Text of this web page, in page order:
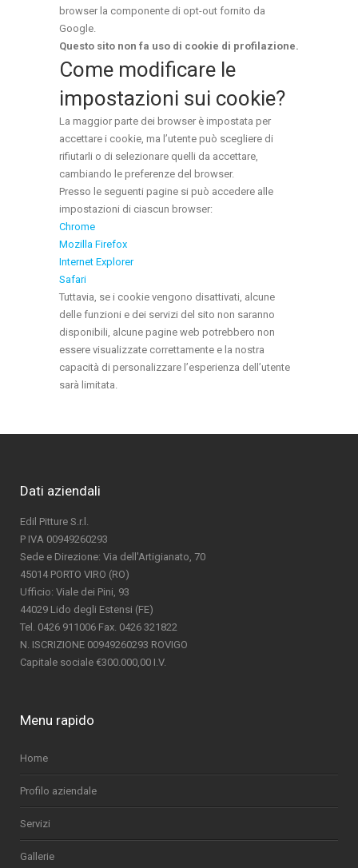
browser la componente di opt-out fornito da
Google.
Questo sito non fa uso di cookie di profilazione.
Come modificare le
impostazioni sui cookie?
La maggior parte dei browser è impostata per
accettare i cookie, ma l’utente può scegliere di
rifiutarli o di selezionare quelli da accettare,
cambiando le preferenze del browser.
Presso le seguenti pagine si può accedere alle
impostazioni di ciascun browser:
Chrome
Mozilla Firefox
Internet Explorer
Safari
Tuttavia, se i cookie vengono disattivati, alcune
delle funzioni e dei servizi del sito non saranno
disponibili, alcune pagine web potrebbero non
essere visualizzate correttamente e la nostra
capacità di personalizzare l’esperienza dell’utente
sarà limitata.
Dati aziendali
Edil Pitture S.r.l.
P IVA 00949260293
Sede e Direzione: Via dell'Artigianato, 70
45014 PORTO VIRO (RO)
Ufficio: Viale dei Pini, 93
44029 Lido degli Estensi (FE)
Tel. 0426 911006 Fax. 0426 321822
N. ISCRIZIONE 00949260293 ROVIGO
Capitale sociale €300.000,00 I.V.
Menu rapido
Home
Profilo aziendale
Servizi
Gallerie